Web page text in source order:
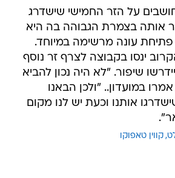
על הזר החמישי שישדרג
אותה בצמרת הגבוהה בה היא
עונה מרשימה במיוחד.
ינסו בקבוצה לצרף זר נוסף
שיפור. "לא היה נכון להביא
במועדון.. "ולכן הבאנו
אותנו וכעת יש לנו מקום
קווין טאפוקו